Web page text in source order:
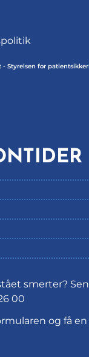
- Styrelsen for
smerter?
00
og få